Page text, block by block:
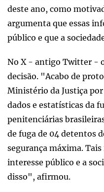
deste ano, como
argumenta que essas
público e que a
No X - antigo Twitter -
decisão. "Acabo de
Ministério da Justiça
dados e estatísticas da
penitenciárias
de fuga de 04 detentos
segurança máxima.
interesse público e a
disso", afirmou.